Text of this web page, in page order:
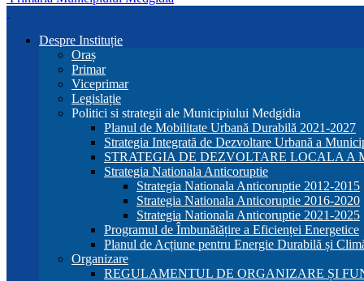
Despre Instituție
Oraș
Primar
Viceprimar
Legislație
Politici si strategii ale Municipiului Medgidia
Planul de Mobilitate Urbană Durabilă 2021-2027
Strategia Integrată de Dezvoltare Urbană a
STRATEGIA DE DEZVOLTARE LOCALA A
Strategia Nationala Anticoruptie
Strategia Nationala Anticoruptie 2012-2015
Strategia Nationala Anticoruptie 2016-2020
Strategia Nationala Anticoruptie 2021-2025
Programul de Îmbunătățire a Eficienței Energetice
Planul de Acțiune pentru Energie Durabilă și
Organizare
REGULAMENTUL DE ORGANIZARE ȘI